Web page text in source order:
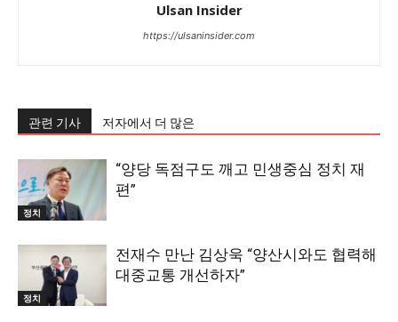
Ulsan Insider
https://ulsaninsider.com
관련 기사 저자에서 더 많은
정치
“양당 독점구도 깨고 민생중심 정치 재
편”
정치
전재수 만난 김상욱 “양산시와도 협력해
대중교통 개선하자”